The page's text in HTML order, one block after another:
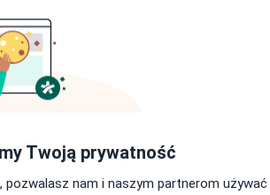
studia medyczne na Narodowym
w Kijowie w 2015 roku, a dyplom
2018 roku pracuje w
Twoją prywatność
pozwalasz nam i naszym partnerom